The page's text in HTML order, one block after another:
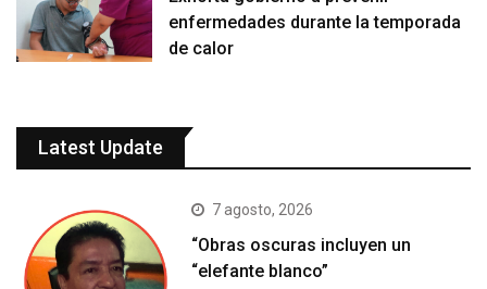
enfermedades durante la temporada
de calor
Latest Update
7 agosto, 2026
“Obras oscuras incluyen un
“elefante blanco”